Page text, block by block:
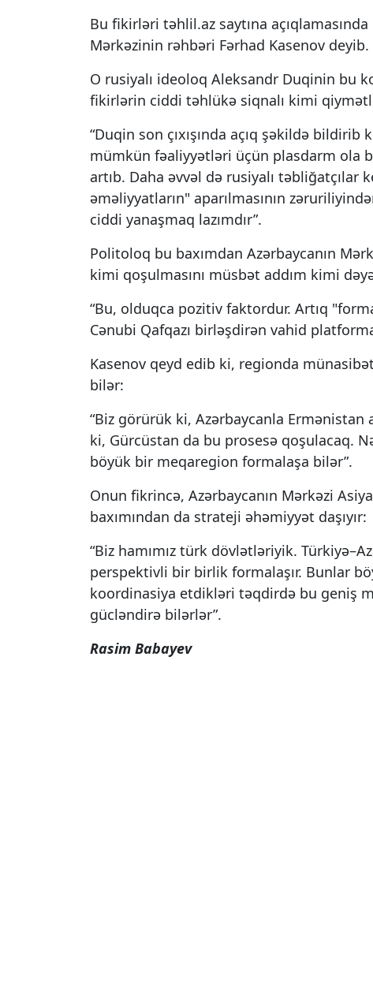
Bu fikirləri təhlil.az saytına
Mərkəzinin rəhbəri Fərhad Kasenov deyib.
O rusiyalı ideoloq Aleksandr Duqinin bu
fikirlərin ciddi təhlükə siqnalı kimi
“Duqin son çıxışında açıq şəkildə bildirib
mümkün fəaliyyətləri üçün plasdarm ola
artıb. Daha əvvəl də rusiyalı təbliğatçılar
əməliyyatların" aparılmasının
ciddi yanaşmaq lazımdır”.
Politoloq bu baxımdan Azərbaycanın
kimi qoşulmasını müsbət addım kimi
“Bu, olduqca pozitiv faktordur. Artıq
Cənubi Qafqazı birləşdirən vahid
Kasenov qeyd edib ki, regionda
bilər:
“Biz görürük ki, Azərbaycanla Ermənistan
ki, Gürcüstan da bu prosesə qoşulacaq.
böyük bir meqaregion formalaşa bilər”.
Onun fikrincə, Azərbaycanın Mərkəzi
baxımından da strateji əhəmiyyət daşıyır:
“Biz hamımız türk dövlətləriyik.
perspektivli bir birlik formalaşır. Bunlar
koordinasiya etdikləri təqdirdə bu geniş
gücləndirə bilərlər”.
Rasim Babayev